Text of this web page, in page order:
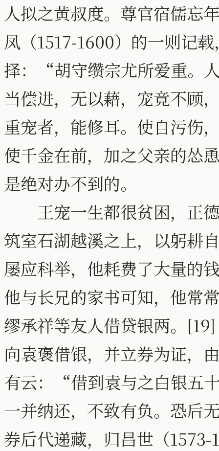
人拟之黄叔度。尊官宿儒忘
凤（1517-1600）的一则记
择：“胡守缵宗尤所爱重。
当偿进，无以藉，宠竟不顾
重宠者，能修耳。使自污伤
使千金在前，加之父亲的怂
是绝对办不到的。
王宠一生都很贫困，正德
筑室石湖越溪之上，以躬耕
屡应科举，他耗费了大量的
他与长兄的家书可知，他常
缪承祥等友人借贷银两。
向袁褒借银，并立券为证，
有云：“借到袁与之白银五
一并纳还，不致有负。恐后
券后代递藏，归昌世（